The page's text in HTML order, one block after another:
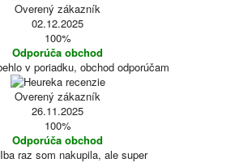
Overený zákazník
02.12.2025
100%
Odporúča obchod
v poriadku, obchod odporúčam
Overený zákazník
26.11.2025
100%
Odporúča obchod
Iba raz som nakupila, ale super